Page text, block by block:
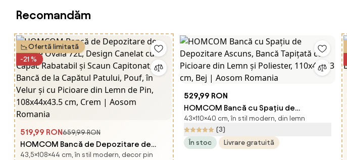
Recomandăm
Ofertă limitată
-21 %
519,99 RON659,99 RON
HOMCOM Bancă de Depozitare de
Intrare Ovală 72L, Design Canelat cu
43,5×108×44 cm, în stil modern, decor pin
529,99 RON
HOMCOM Bancă cu Spațiu de
Depozitare Ascuns, Bancă Tapițată cu
Picioare din Lemn și Poliester,
110x40x43 cm, Bej | Aosom Romania
43×110×40 cm, în stil modern, din lemn
(3)
În stoc
Livrare gratuită